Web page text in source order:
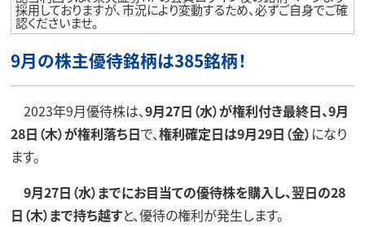
採用しておりますが、市況により変動するため、必ずご自身でご確
認くださいませ。
9月の株主優待銘柄は385銘柄！
2023年9月優待株は、9月27日（水）が権利付き最終日、9月
28日（木）が権利落ち日で、権利確定日は9月29日（金） になり
ます。
9月27日（水）までにお目当ての優待株を購入し、翌日の28
日（木）まで持ち越すと、優待の権利が発生します。